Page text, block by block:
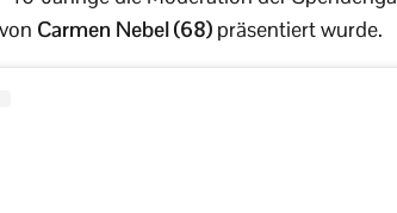
Carmen Nebel (68) präsentiert wurde.